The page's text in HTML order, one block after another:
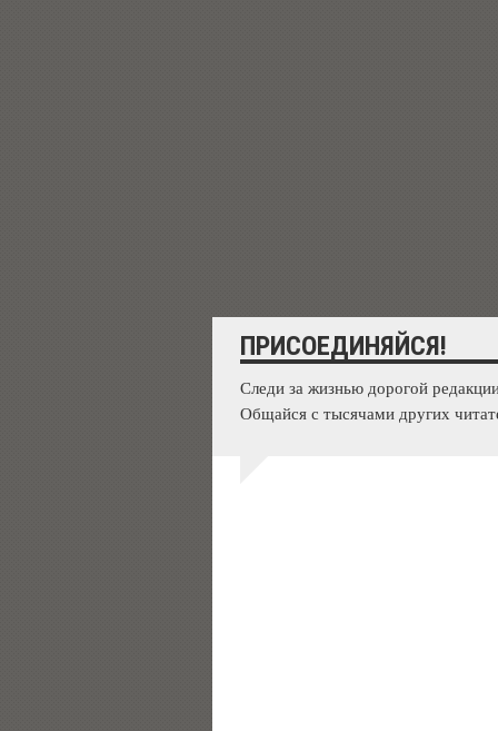
ПРИСОЕДИНЯЙСЯ!
Следи за жизнью дорогой
Общайся с тысячами других